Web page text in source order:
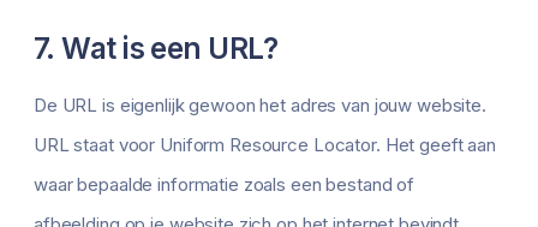
7. Wat is een URL?
De URL is eigenlijk gewoon het adres van jouw website.
URL staat voor Uniform Resource Locator. Het geeft aan
waar bepaalde informatie zoals een bestand of